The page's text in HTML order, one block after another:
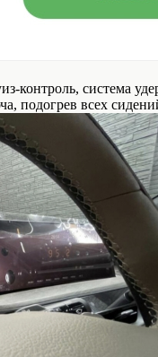
контроль, система
подогрев всех